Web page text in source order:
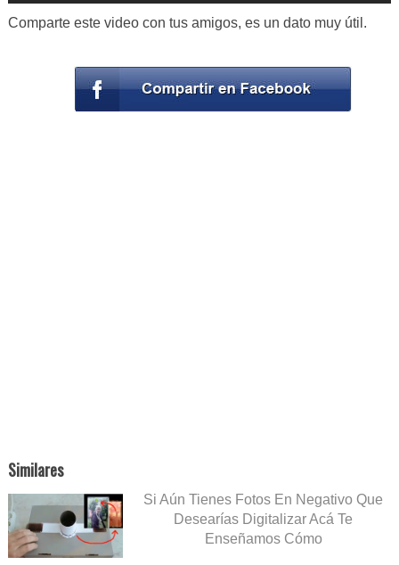
Comparte este video con tus amigos, es un dato muy útil.
Similares
Si Aún Tienes Fotos En Negativo Que
Desearías Digitalizar Acá Te
Enseñamos Cómo